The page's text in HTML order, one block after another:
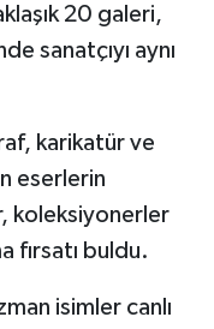
20 galeri,
sanatçıyı aynı
karikatür ve
eserlerin
koleksiyonerler
fırsatı buldu.
isimler canlı